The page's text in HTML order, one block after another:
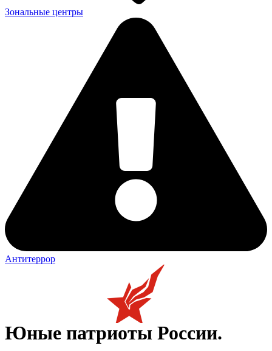
Зональные центры
Антитеррор
Юные патриоты России.